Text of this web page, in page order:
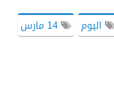
اليوم 14 مارس